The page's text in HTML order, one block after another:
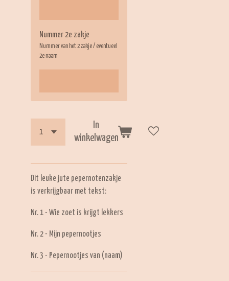
Nummer 2e zakje
Nummer van het 2 zakje / eventueel
2e naam
In
winkelwagen
Dit leuke jute pepernotenzakje
is verkrijgbaar met tekst:
Nr. 1 - Wie zoet is krijgt lekkers
Nr. 2 - Mijn pepernootjes
Nr. 3 - Pepernootjes van (naam)